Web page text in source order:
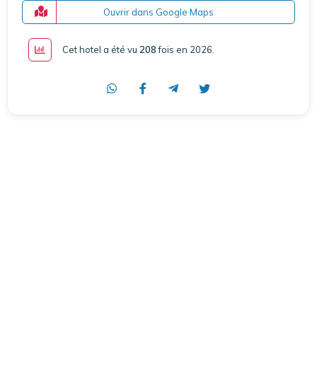
Ouvrir dans Google Maps
Cet hotel a été vu 208fois en 2026